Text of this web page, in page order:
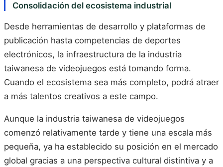
Consolidación del ecosistema industrial
Desde herramientas de desarrollo y plataformas de
publicación hasta competencias de deportes
electrónicos, la infraestructura de la industria
taiwanesa de videojuegos está tomando forma.
Cuando el ecosistema sea más completo, podrá atraer
a más talentos creativos a este campo.
Aunque la industria taiwanesa de videojuegos
comenzó relativamente tarde y tiene una escala más
pequeña, ya ha establecido su posición en el mercado
global gracias a una perspectiva cultural distintiva y a